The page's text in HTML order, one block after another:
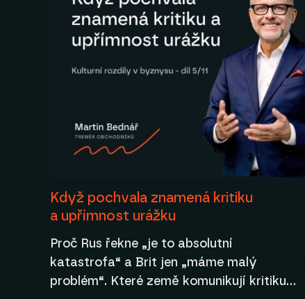
Když pochvala znamená kritiku
a upřímnost urážku
Proč Rus řekne „je to absolutní
katastrofa“ a Brit jen „máme malý
problém“. Které země komunikují kritiku…